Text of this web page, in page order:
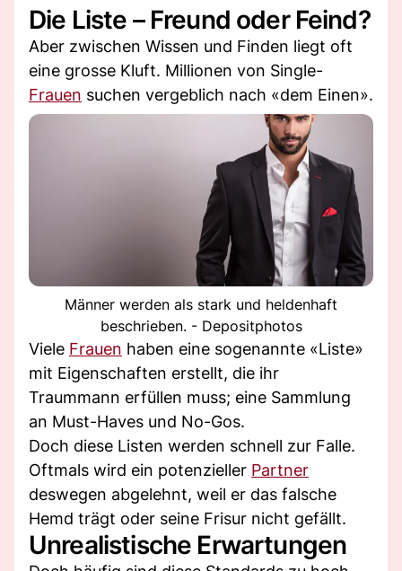
Die Liste – Freund oder Feind?
Aber zwischen Wissen und Finden liegt oft
eine grosse Kluft. Millionen von Single-
Frauen suchen vergeblich nach «dem Einen».
Männer werden als stark und heldenhaft
beschrieben. - Depositphotos
Viele Frauen haben eine sogenannte «Liste»
mit Eigenschaften erstellt, die ihr
Traummann erfüllen muss; eine Sammlung
an Must-Haves und No-Gos.
Doch diese Listen werden schnell zur Falle.
Oftmals wird ein potenzieller Partner
deswegen abgelehnt, weil er das falsche
Hemd trägt oder seine Frisur nicht gefällt.
Unrealistische Erwartungen